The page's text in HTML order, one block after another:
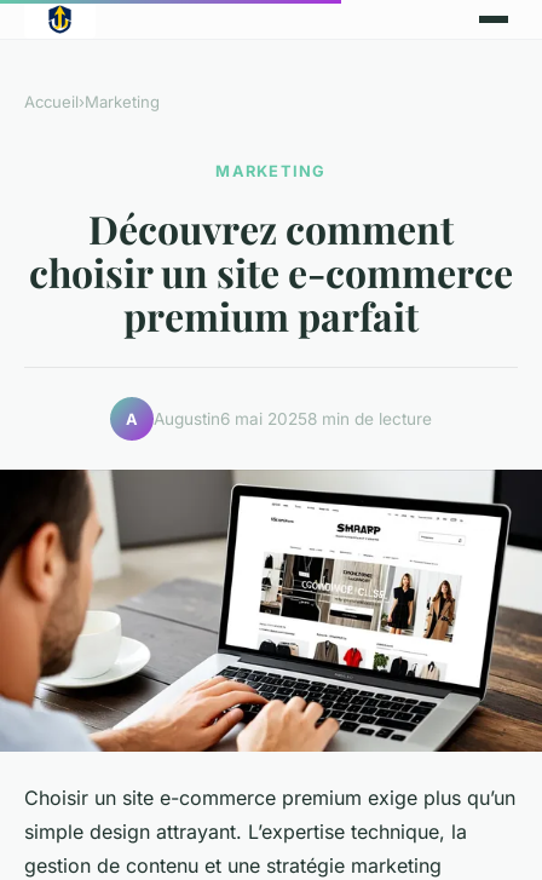
Accueil›Marketing
MARKETING
Découvrez comment
choisir un site e-commerce
premium parfait
A Augustin6 mai 20258 min de lecture
Choisir un site e-commerce premium exige plus qu’un
simple design attrayant. L’expertise technique, la
gestion de contenu et une stratégie marketing